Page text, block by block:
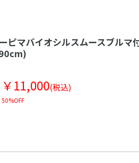
ピマバイオシルスムースブルマ
￥11,000(税込)
50%OFF